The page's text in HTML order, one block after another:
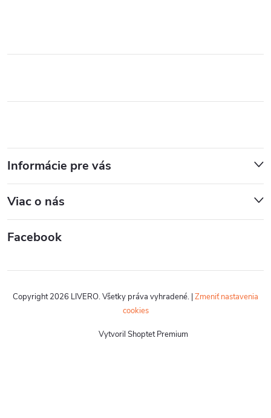
Informácie pre vás
Viac o nás
Facebook
Vytvoril Shoptet Premium
Copyright 2026 LIVERO. Všetky práva vyhradené. |Zmeniť nastavenia
cookies